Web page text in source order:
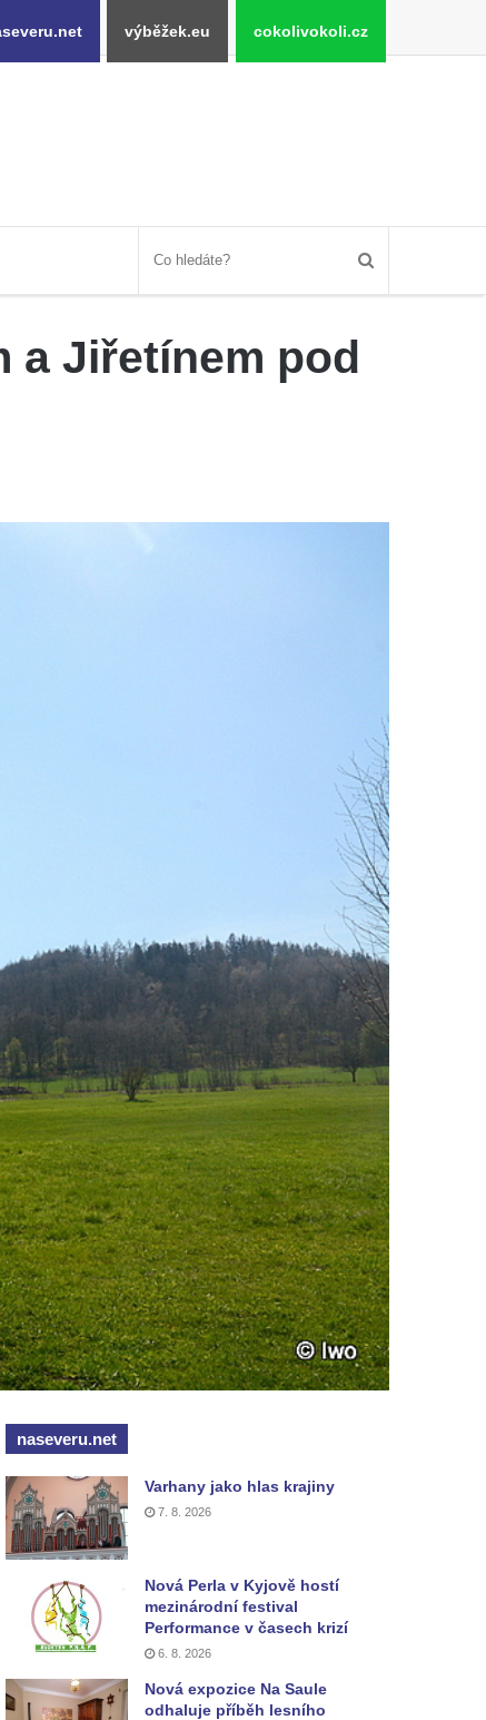
výběžek.eu cokolivokoli.cz
a Jiřetínem pod
naseveru.net
Varhany jako hlas krajiny
7. 8. 2026
Nová Perla v Kyjově hostí
mezinárodní festival
Performance v časech krizí
6. 8. 2026
Nová expozice Na Saule
odhaluje příběh lesního